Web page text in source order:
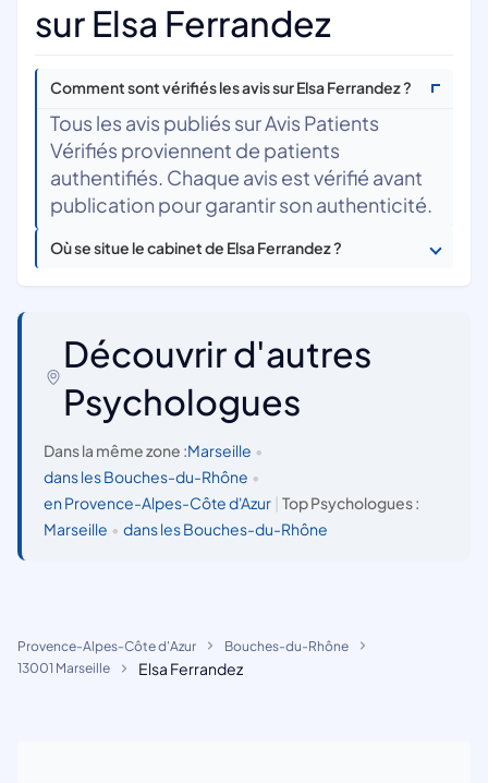
sur Elsa Ferrandez
Comment sont vérifiés les avis sur Elsa Ferrandez ?
Tous les avis publiés sur Avis Patients
Vérifiés proviennent de patients
authentifiés. Chaque avis est vérifié avant
publication pour garantir son authenticité.
Où se situe le cabinet de Elsa Ferrandez ?
Découvrir d'autres
Psychologues
Dans la même zone :Marseille •
dans les Bouches-du-Rhône •
en Provence-Alpes-Côte d'Azur
Top Psychologues :
Marseille • dans les Bouches-du-Rhône
Provence-Alpes-Côte d'Azur
Bouches-du-Rhône
13001 Marseille
Elsa Ferrandez